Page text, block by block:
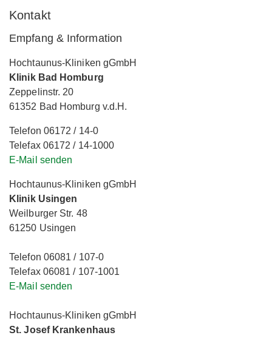
Kontakt
Empfang & Information
Hochtaunus-Kliniken gGmbH
Klinik Bad Homburg
Zeppelinstr. 20
61352 Bad Homburg v.d.H.
Telefon 06172 / 14-0
Telefax 06172 / 14-1000
E-Mail senden
Hochtaunus-Kliniken gGmbH
Klinik Usingen
Weilburger Str. 48
61250 Usingen
Telefon 06081 / 107-0
Telefax 06081 / 107-1001
E-Mail senden
Hochtaunus-Kliniken gGmbH
St. Josef Krankenhaus